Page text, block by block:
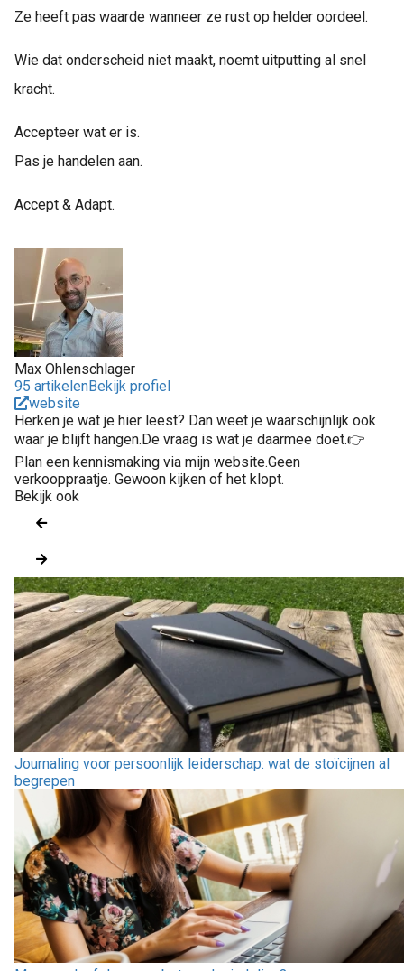
Ze heeft pas waarde wanneer ze rust op helder oordeel.
Wie dat onderscheid niet maakt, noemt uitputting al snel
kracht.
Accepteer wat er is.
Pas je handelen aan.
Accept & Adapt.
Max Ohlenschlager
95 artikelenBekijk profiel
website
Herken je wat je hier leest? Dan weet je waarschijnlijk ook
waar je blijft hangen.De vraag is wat je daarmee doet.👉
Plan een kennismaking via mijn website.Geen
verkooppraatje. Gewoon kijken of het klopt.
Bekijk ook
Journaling voor persoonlijk leiderschap: wat de stoïcijnen al
begrepen